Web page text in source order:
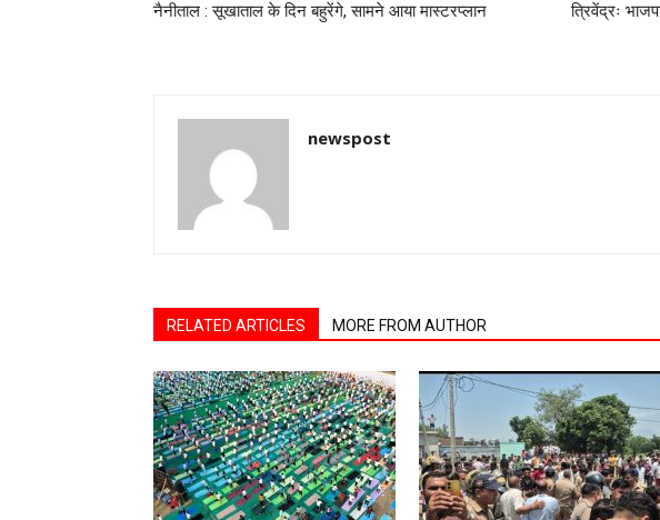
नैनीताल : सूखाताल के दिन बहुरेंगे, सामने आया मास्टरप्लान
त्रिवेंद्रः
newspost
RELATED ARTICLES MORE FROM AUTHOR